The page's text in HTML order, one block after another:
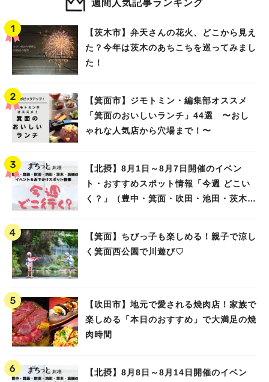
週間人気記事ランキング
【茨木市】弁天さんの花火、どこから見え
た？今年は茨木のあちこちを巡ってみまし
た！
【箕面市】ジモトミン・編集部オススメ
「箕面のおいしいランチ」44選 〜おし
ゃれな人気店から穴場まで！〜
【北摂】8月1日～8月7日開催のイベン
ト・おすすめスポット情報「今週 どこい
く？」（豊中・箕面・吹田・池田・茨木・
【箕面】ちびっ子も楽しめる！親子で涼し
く箕面西公園で川遊び♡
【吹田市】地元で愛される焼肉店！家族で
楽しめる「本日のおすすめ」で大満足の焼
肉時間
【北摂】8月8日～8月14日開催のイベン